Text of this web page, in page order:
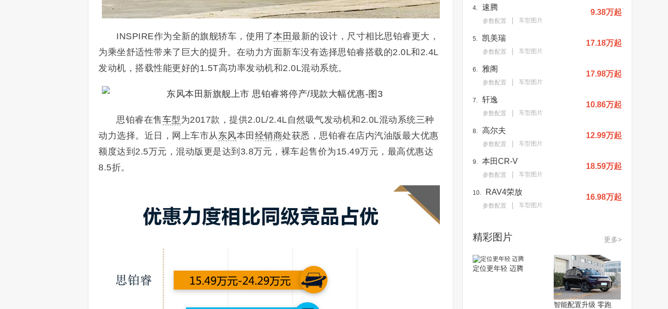
INSPIRE作为全新的旗舰轿车，使用了本田 最新的设计，尺寸相比思铂睿更大，
为乘坐舒适性带来了巨大的提升。在动力方面新车没有选择思铂睿搭载的2.0L和2.4L
发动机，搭载性能更好的1.5T高功率发动机和2.0L混动系统。
思铂睿在售车型 为2017款，提供2.0L/2.4L自然吸气发动机和2.0L混动系统三种
动力选择。近日，网上车市从东风本田 经销商处获悉，思铂睿在店内汽油版最大优惠
额度达到2.5万元，混动版更是达到3.8万元，裸车起售价为15.49万元，最高优惠达
8.5折。
4. 速腾
参数配置 车型图片
9.38万起
5. 凯美瑞
参数配置 车型图片
17.18万起
6. 雅阁
参数配置 车型图片
17.98万起
7. 轩逸
参数配置 车型图片
10.86万起
8. 高尔夫
参数配置 车型图片
12.99万起
9. 本田CR-V
参数配置 车型图片
18.59万起
10. RAV4荣放
参数配置 车型图片
16.98万起
精彩图片 更多>
定位更年轻 迈腾
智能配置升级 零跑